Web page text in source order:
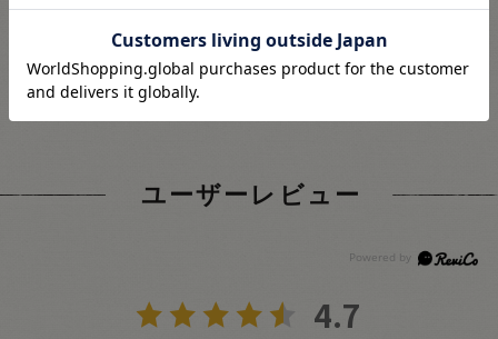
オックスシリーズ
HSK960/970/980）
15Yy88_
会員登録(無料)
25pt獲得
ユーザーレビュー
4.7